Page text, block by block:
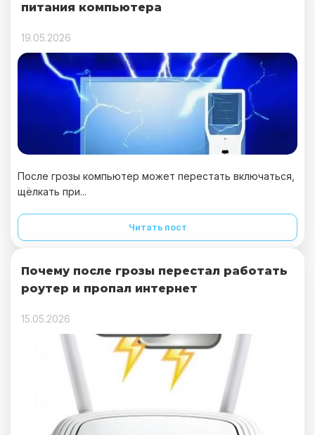
питания компьютера
19.05.2026
После грозы компьютер может перестать включаться,
щёлкать при...
Читать пост
Почему после грозы перестал работать
роутер и пропал интернет
15.05.2026